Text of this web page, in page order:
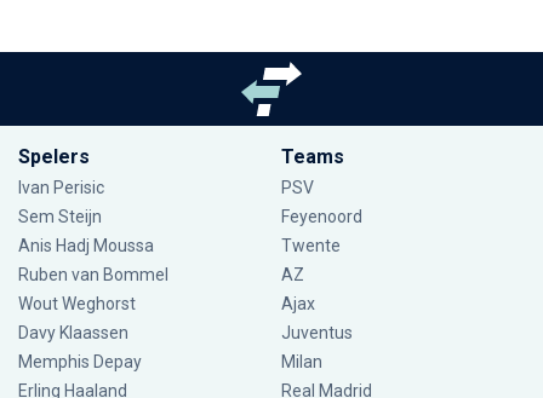
Spelers
Ivan Perisic
Sem Steijn
Anis Hadj Moussa
Ruben van Bommel
Wout Weghorst
Davy Klaassen
Memphis Depay
Erling Haaland
Teams
PSV
Feyenoord
Twente
AZ
Ajax
Juventus
Milan
Real Madrid